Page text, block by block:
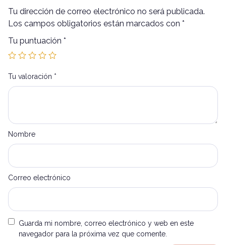
Tu dirección de correo electrónico no será publicada.
Los campos obligatorios están marcados con *
Tu puntuación *
Tu valoración *
Nombre
Correo electrónico
Guarda mi nombre, correo electrónico y web en este
navegador para la próxima vez que comente.